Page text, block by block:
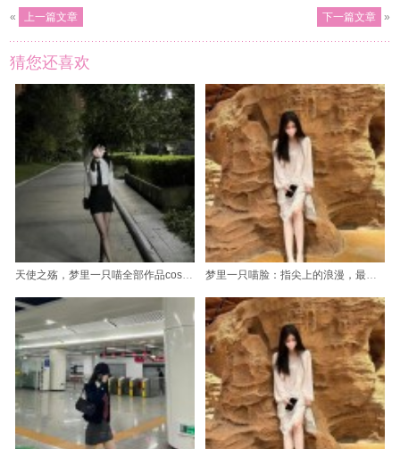
« 上一篇文章 下一篇文章 »
猜您还喜欢
天使之殇，梦里一只喵全部作品cos图片集 梦里一只喵脸：指尖上的浪漫，最新美图摄影全记录